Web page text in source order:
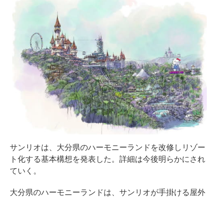
サンリオは、大分県のハーモニーランドを改修しリゾー
ト化する基本構想を発表した。詳細は今後明らかにされ
ていく。
大分県のハーモニーランドは、サンリオが手掛ける屋外